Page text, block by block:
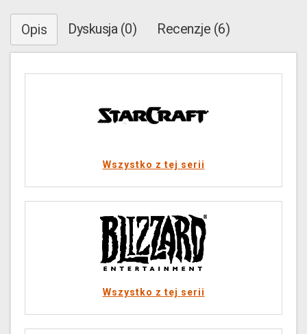
Opis Dyskusja (0) Recenzje (6)
Wszystko z tej serii
Wszystko z tej serii